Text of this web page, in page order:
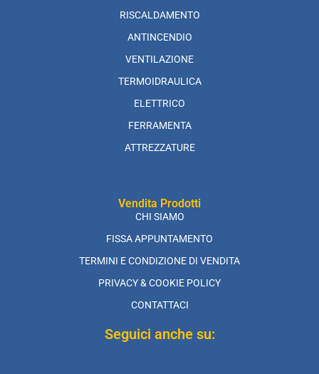
RISCALDAMENTO
ANTINCENDIO
VENTILAZIONE
TERMOIDRAULICA
ELETTRICO
FERRAMENTA
ATTREZZATURE
Vendita Prodotti
CHI SIAMO
FISSA APPUNTAMENTO
TERMINI E CONDIZIONE DI VENDITA
PRIVACY & COOKIE POLICY
CONTATTACI
Seguici anche su: